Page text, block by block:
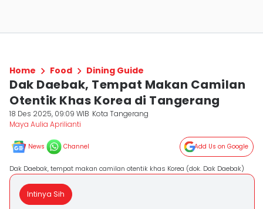
Home Food Dining Guide
Dak Daebak, Tempat Makan Camilan
Otentik Khas Korea di Tangerang
18 Des 2025, 09:09 WIB Kota Tangerang
Maya Aulia Aprilianti
News Channel Add Us on Google
Dak Daebak, tempat makan camilan otentik khas Korea (dok. Dak Daebak)
Intinya Sih